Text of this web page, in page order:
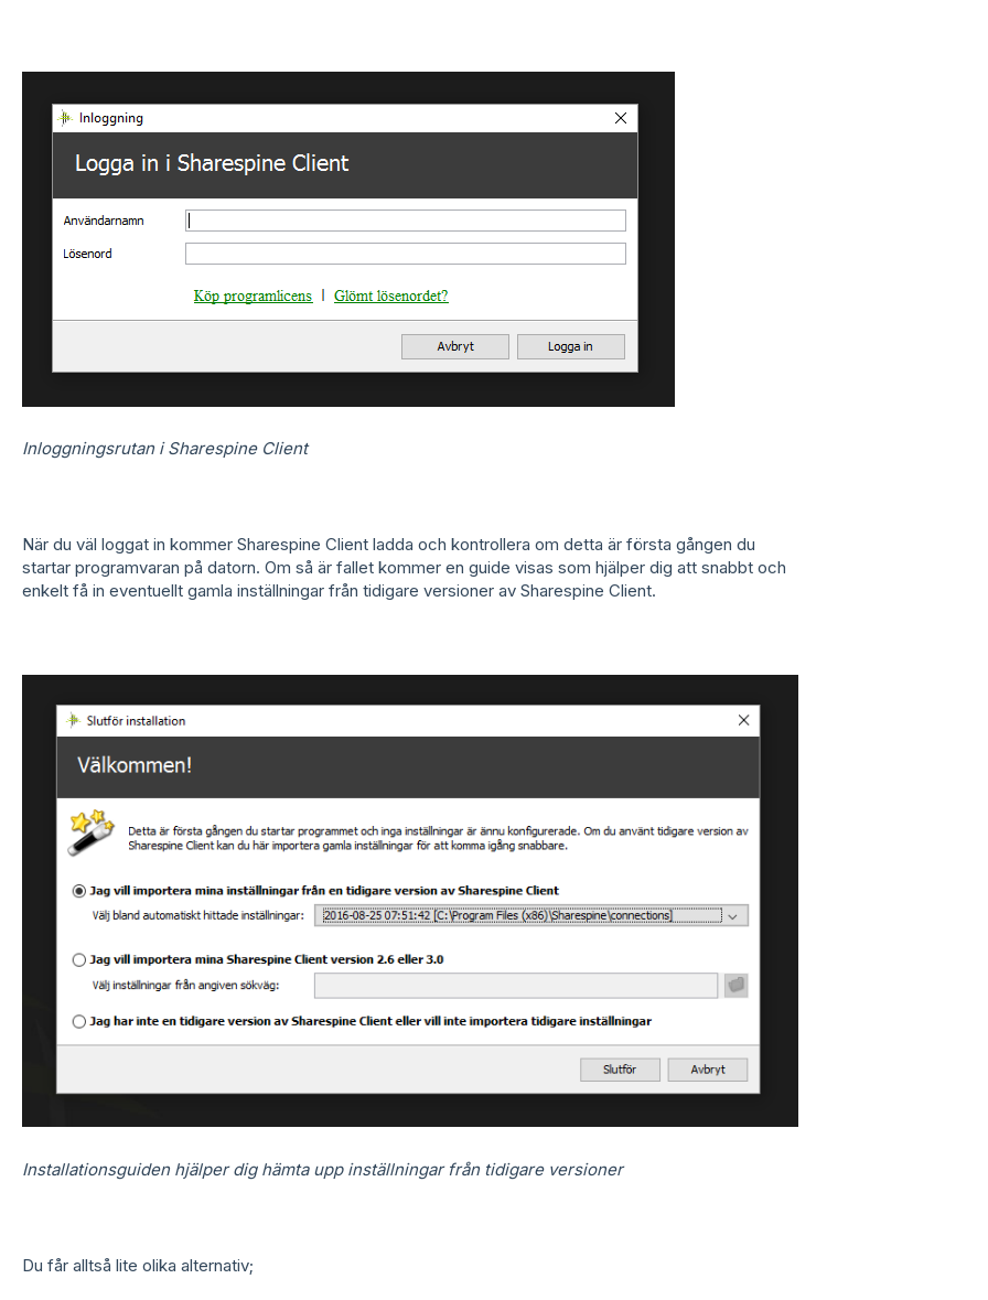
Inloggningsrutan i Sharespine Client
När du väl loggat in kommer Sharespine Client ladda och kontrollera om detta är första gången du
startar programvaran på datorn. Om så är fallet kommer en guide visas som hjälper dig att snabbt och
enkelt få in eventuellt gamla inställningar från tidigare versioner av Sharespine Client.
Installationsguiden hjälper dig hämta upp inställningar från tidigare versioner
Du får alltså lite olika alternativ;